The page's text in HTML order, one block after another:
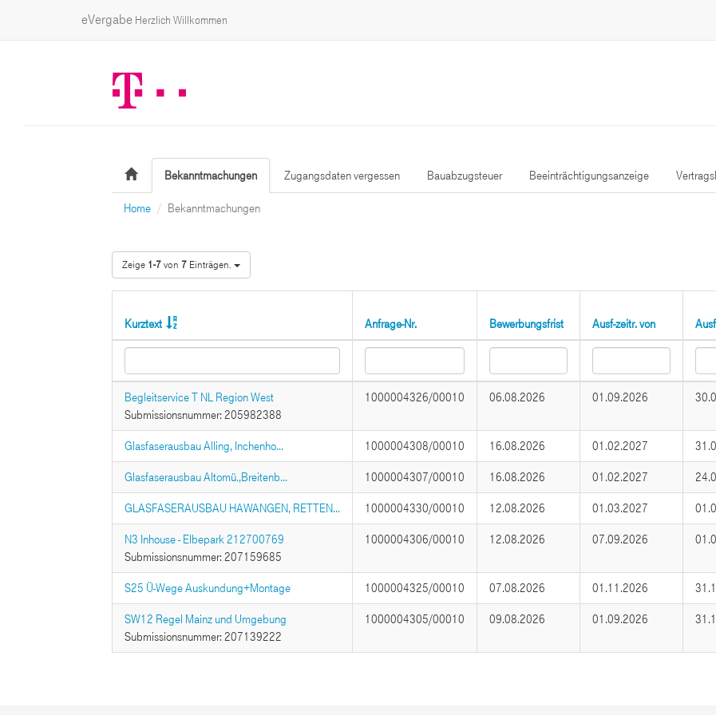
eVergabe Herzlich Willkommen
Bekanntmachungen Zugangsdaten vergessen Bauabzugsteuer Beeinträchtigungsanzeige
Home Bekanntmachungen
Zeige 1-7von 7Einträgen.
Kurztext Anfrage-Nr. Bewerbungsfrist Ausf-zeitr. von
Begleitservice T NL Region West
Submissionsnummer: 205982388
1000004326/00010 06.08.2026 01.09.2026
Glasfaserausbau Alling, Inchenho... 1000004308/00010 16.08.2026 01.02.2027
Glasfaserausbau Altomü.,Breitenb... 1000004307/00010 16.08.2026 01.02.2027
GLASFASERAUSBAU HAWANGEN, RETTEN... 1000004330/00010 12.08.2026 01.03.2027
N3 Inhouse - Elbepark 212700769
Submissionsnummer: 207159685
1000004306/00010 12.08.2026 07.09.2026
S25 Ü-Wege Auskundung+Montage 1000004325/00010 07.08.2026 01.11.2026
SW12 Regel Mainz und Umgebung
Submissionsnummer: 207139222
1000004305/00010 09.08.2026 01.09.2026